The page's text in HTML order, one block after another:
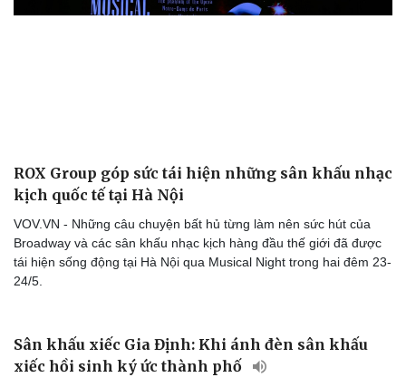
Tư vấn
Săn Tour
Câu chuyện thời sự
Đọc truyện đêm khuya
ROX Group góp sức tái hiện những sân khấu nhạc
kịch quốc tế tại Hà Nội
VOV.VN - Những câu chuyện bất hủ từng làm nên sức hút của
Broadway và các sân khấu nhạc kịch hàng đầu thế giới đã được
tái hiện sống động tại Hà Nội qua Musical Night trong hai đêm 23-
24/5.
Sân khấu xiếc Gia Định: Khi ánh đèn sân khấu
xiếc hồi sinh ký ức thành phố